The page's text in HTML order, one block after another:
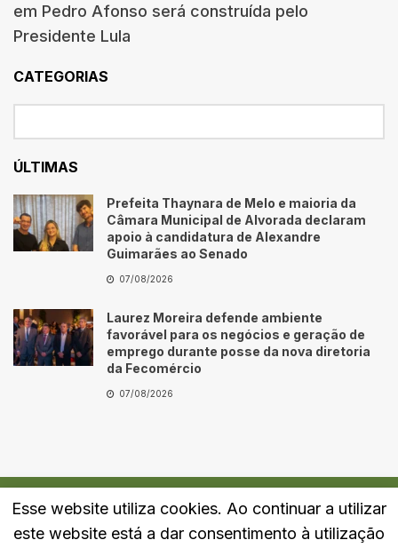
em Pedro Afonso será construída pelo
Presidente Lula
CATEGORIAS
ÚLTIMAS
Prefeita Thaynara de Melo e maioria da
Câmara Municipal de Alvorada declaram
apoio à candidatura de Alexandre
Guimarães ao Senado
07/08/2026
Laurez Moreira defende ambiente
favorável para os negócios e geração de
emprego durante posse da nova diretoria
da Fecomércio
07/08/2026
Quem Somos Fale Conosco Política de Privacidade
Esse website utiliza cookies. Ao continuar a utilizar
este website está a dar consentimento à utilização